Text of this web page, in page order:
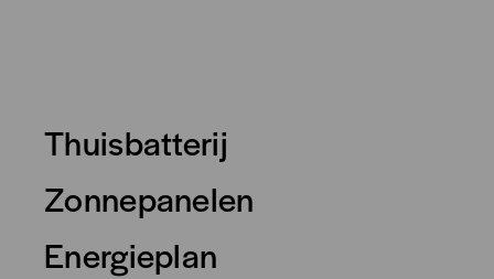
Thuisbatterij
Zonnepanelen
Energieplan